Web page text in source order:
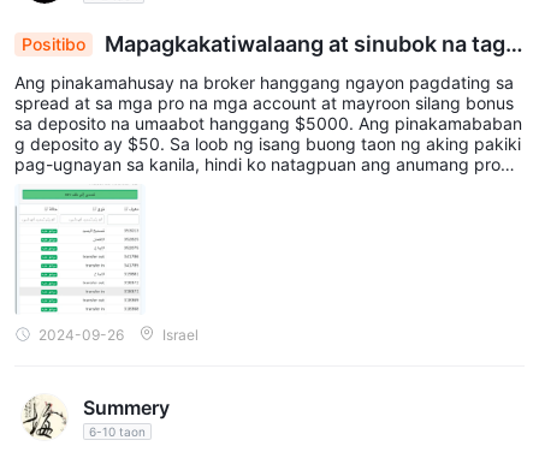
Positibo
Mapagkakatiwalaang at sinubok na taga
pamagitan
Ang pinakamahusay na broker hanggang ngayon pagdating sa
spread at sa mga pro na mga account at mayroon silang bonus
sa deposito na umaabot hanggang $5000. Ang pinakamababan
g deposito ay $50. Sa loob ng isang buong taon ng aking pakiki
pag-ugnayan sa kanila, hindi ko natagpuan ang anumang proble
ma sa kanila.
2024-09-26 Israel
Summery
6-10 taon